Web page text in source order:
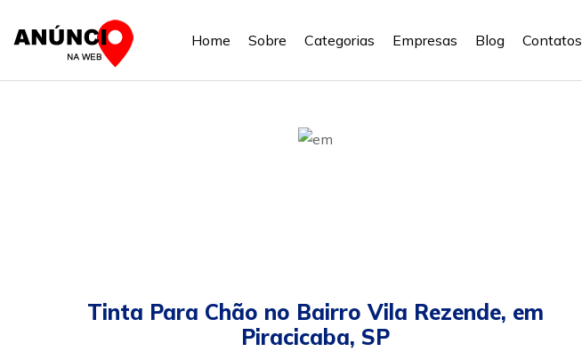
Home Sobre Categorias Empresas Blog Contatos
Tinta Para Chão no Bairro Vila Rezende, em
Piracicaba, SP